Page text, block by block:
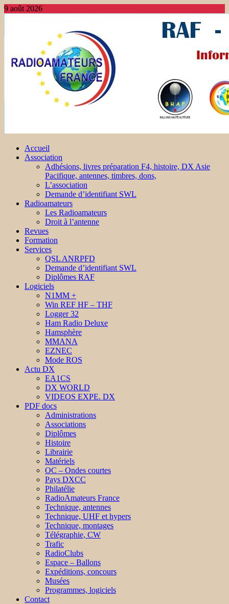
9 août 2026
Accueil
Association
Adhésions, livres préparation F4, histoire, DX Asie
Pacifique, antennes, timbres, dons,
L’association
Demande d’identifiant SWL
Radioamateurs
Les Radioamateurs
Droit à l’antenne
Revues
Formation
Services
QSL ANRPFD
Demande d’identifiant SWL
Diplômes RAF
Logiciels
N1MM +
Win REF HF – THF
Logger 32
Ham Radio Deluxe
Hamsphère
MMANA
EZNEC
Mode ROS
Actu DX
EA1CS
DX WORLD
VIDEOS EXPE. DX
PDF docs
Administrations
Associations
Diplômes
Histoire
Librairie
Matériels
OC – Ondes courtes
Pays DXCC
Philatélie
RadioAmateurs France
Technique, antennes
Technique, UHF et hypers
Technique, montages
Télégraphie, CW
Trafic
RadioClubs
Espace – Ballons
Expéditions, concours
Musées
Programmes, logiciels
Contact